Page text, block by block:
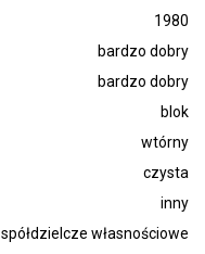
1980
bardzo dobry
bardzo dobry
blok
wtórny
czysta
inny
spółdzielcze własnościowe